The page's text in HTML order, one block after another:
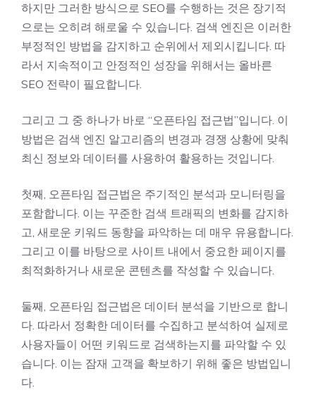
하지만 그러한 방식으로 SEO를 수행하는 것은 장기적
으로는 오히려 해로울 수 있습니다. 검색 엔진은 이러한
부정적인 방법을 감지하고 순위에서 제외시킵니다. 따
라서 지속적이고 안정적인 성장을 위해서는 올바른
SEO 전략이 필요합니다.
그리고 그 중 하나가 바로 “오픈타임 접근법”입니다. 이
방법은 검색 엔진 알고리즘의 변경과 경쟁 상황에 맞춰
최신 정보와 데이터를 사용하여 활용하는 것입니다.
첫째, 오픈타임 접근법은 주기적인 분석과 모니터링을
포함합니다. 이는 꾸준한 검색 트래픽의 변화를 감지하
고, 새로운 키워드 동향을 파악하는 데 매우 유용합니다.
그리고 이를 바탕으로 사이트 내에서 중요한 페이지를
최적화하거나 새로운 콘텐츠를 작성할 수 있습니다.
둘째, 오픈타임 접근법은 데이터 분석을 기반으로 합니
다. 따라서 정확한 데이터를 수집하고 분석하여 실제로
사용자들이 어떤 키워드로 검색하는지를 파악할 수 있
습니다. 이는 잠재 고객을 확보하기 위해 좋은 방법입니
다.